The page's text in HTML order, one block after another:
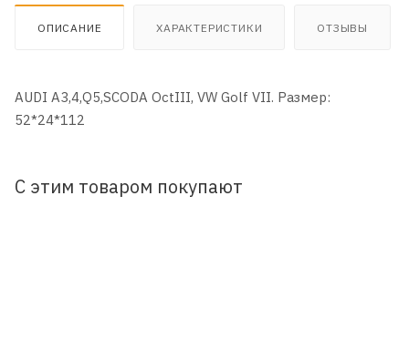
ОПИСАНИЕ ХАРАКТЕРИСТИКИ ОТЗЫВЫ
AUDI A3,4,Q5,SCODA OctIII, VW Golf VII. Размер:
52*24*112
С этим товаром покупают